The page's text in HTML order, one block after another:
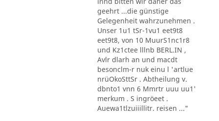
geehrt ...die günstige
Gelegenheit wahrzunehmen .
Unser 1u1 tSr-1vu1 eet9t8
eet9t8, von 10 MuurS1nc1r8
und Kz1ctee lllnb BERL.IN ,
Avlr dlarh an und macdt
besonclm-r nuk einu l 'artlue
nrüOkoSttSr . Abtheilung v.
dbnto1 vnn 6 Mmrtr uuu uu1'
merkum . S ingröeet .
Auewa1tlzuiiillitr. reisen ..."